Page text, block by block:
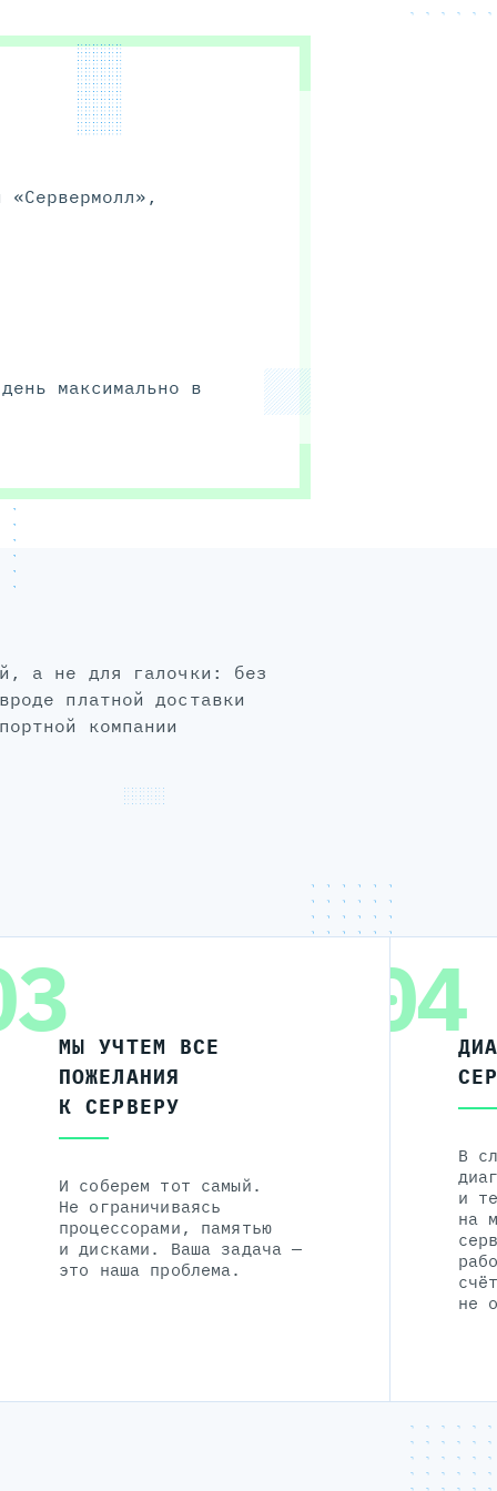
максимально в
платной доставки
компании
МЫ УЧТЕМ ВСЕ
ПОЖЕЛАНИЯ
К СЕРВЕРУ
И соберем тот самый.
Не ограничиваясь
процессорами, памятью
и дисками. Ваша задача —
это наша проблема.
04
В
и
на
не